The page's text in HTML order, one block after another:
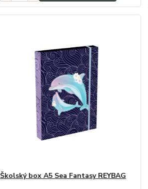
Školský box A5 Sea Fantasy REYBAG